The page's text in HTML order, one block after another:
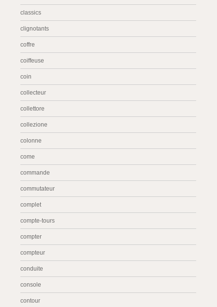
classics
clignotants
coffre
coiffeuse
coin
collecteur
collettore
collezione
colonne
come
commande
commutateur
complet
compte-tours
compter
compteur
conduite
console
contour